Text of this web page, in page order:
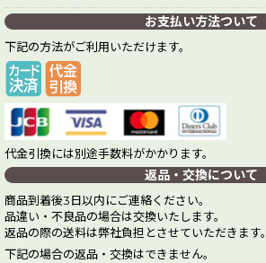
お支払い方法ついて
下記の方法がご利用いただけます。
代金引換には別途手数料がかかります。
返品・交換について
商品到着後3日以内にご連絡ください。
品違い・不良品の場合は交換いたします。
返品の際の送料は弊社負担とさせていただきます。
下記の場合の返品・交換はできません。